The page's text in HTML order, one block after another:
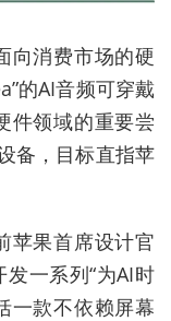
向消费市场的硬
的AI音频可穿戴
件领域的重要尝
备，目标直指苹
苹果首席设计官
一系列“为AI时
一款不依赖屏幕